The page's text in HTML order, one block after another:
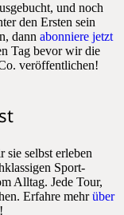
und noch
den Ersten sein
dann abonniere jetzt
Tag bevor wir die
veröffentlichen!
sie selbst erleben
Sport-
Alltag. Jede Tour,
Erfahre mehrüber